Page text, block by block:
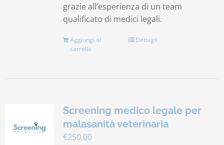
grazie all’esperienza di un team
qualificato di medici legali.
Aggiungi al
carrello
Dettagli
Screening medico legale per
malasanità veterinaria
€250.00